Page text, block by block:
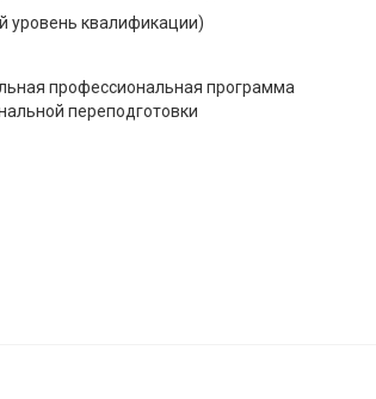
уровень квалификации)
профессиональная программа
переподготовки